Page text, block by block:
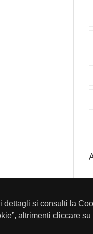
dettagli si consulti la
altrimenti cliccare su